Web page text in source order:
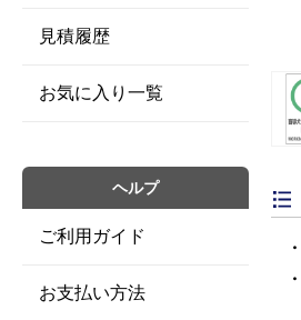
見積履歴
お気に入り一覧
ヘルプ
ご利用ガイド
お支払い方法